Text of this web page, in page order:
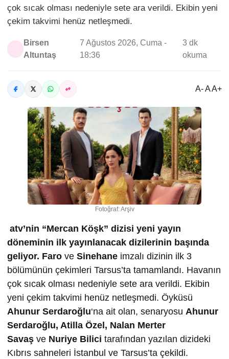
çok sıcak olması nedeniyle sete ara verildi. Ekibin yeni
çekim takvimi henüz netleşmedi.
Birsen
Altuntaş
7 Ağustos 2026, Cuma -
18:36
3 dk
okuma
A- A A+
Fotoğraf: Arşiv
atv’nin “Mercan Köşk” dizisi yeni yayın
döneminin ilk yayınlanacak dizilerinin başında
geliyor. Faro ve Sinehane imzalı dizinin ilk 3
bölümünün çekimleri Tarsus’ta tamamlandı. Havanın
çok sıcak olması nedeniyle sete ara verildi. Ekibin
yeni çekim takvimi henüz netleşmedi. Öyküsü
Ahunur Serdaroğ lu‘na ait olan, senaryosu Ahunur
Serdaroğ lu, Atilla Özel, Nalan Merter
Savaş ve Nuriye Bilici tarafından yazılan dizideki
Kıbrıs sahneleri İstanbul ve Tarsus’ta çekildi.